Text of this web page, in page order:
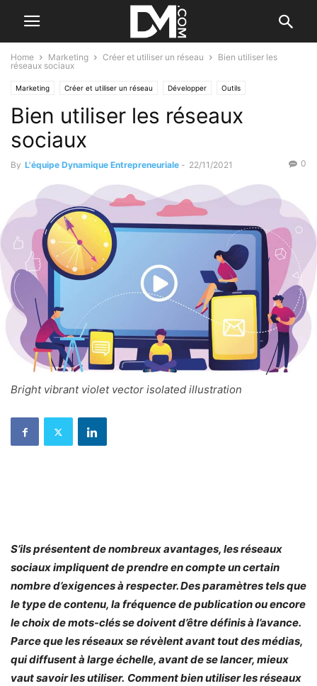
Home Marketing Créer et utiliser un réseau
Bien utiliser les
réseaux sociaux
Marketing Créer et utiliser un réseau Développer Outils
Réseaux sociaux
Bien utiliser les réseaux
sociaux
By L'équipe Dynamique Entrepreneuriale - 22/11/2021 0
Bright vibrant violet vector isolated illustration
S’ils présentent de nombreux avantages, les réseaux
sociaux impliquent de prendre en compte un certain
nombre d’exigences à respecter. Des paramètres tels que
le type de contenu, la fréquence de publication ou encore
le choix de mots-clés se doivent d’être définis à l’avance.
Parce que les réseaux se révèlent avant tout des médias,
qui diffusent à large échelle, avant de se lancer, mieux
vaut savoir les utiliser. Comment bien utiliser les réseaux